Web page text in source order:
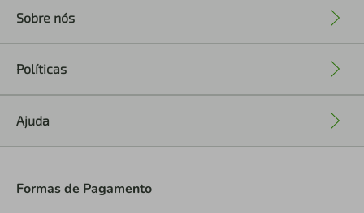
Sobre nós
Políticas
Ajuda
Formas de Pagamento